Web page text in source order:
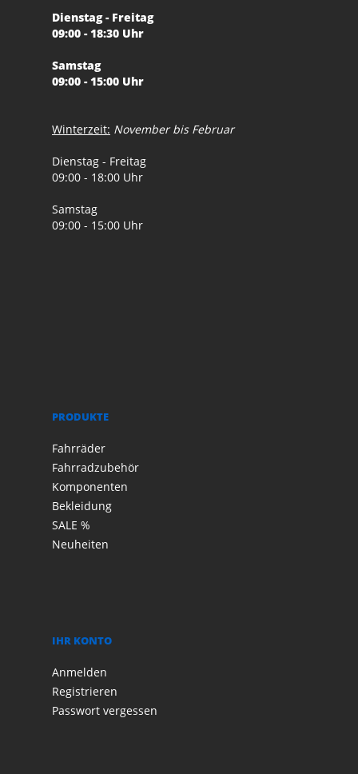
Dienstag - Freitag
09:00 - 18:30 Uhr
Samstag
09:00 - 15:00 Uhr
Winterzeit: November bis Februar
Dienstag - Freitag
09:00 - 18:00 Uhr
Samstag
09:00 - 15:00 Uhr
PRODUKTE
Fahrräder
Fahrradzubehör
Komponenten
Bekleidung
SALE %
Neuheiten
IHR KONTO
Anmelden
Registrieren
Passwort vergessen